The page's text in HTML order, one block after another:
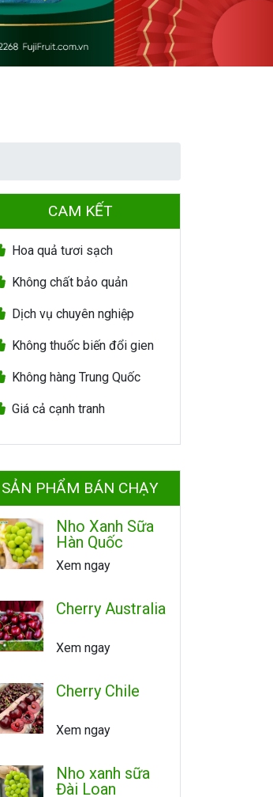
CAM KẾT
Hoa quả tươi sạch
Không chất bảo quản
Dịch vụ chuyên nghiệp
Không thuốc biến đổi gien
Không hàng Trung Quốc
Giá cả cạnh tranh
SẢN PHẨM BÁN CHẠY
Nho Xanh Sữa
Hàn Quốc
Xem ngay
Cherry Australia
Xem ngay
Cherry Chile
Xem ngay
Nho xanh sữa
Đài Loan